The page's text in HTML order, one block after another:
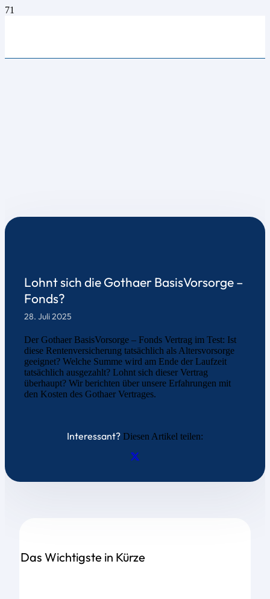
Lohnt sich die Gothaer BasisVorsorge –
Fonds?
28. Juli 2025
Der Gothaer BasisVorsorge – Fonds Vertrag im Test: Ist
diese Rentenversicherung tatsächlich als Altersvorsorge
geeignet? Welche Summe wird am Ende der Laufzeit
tatsächlich ausgezahlt? Lohnt sich dieser Vertrag
überhaupt? Wir berichten über unsere Erfahrungen mit
den Kosten des Gothaer Vertrages.
Interessant? Diesen Artikel teilen:
Das Wichtigste in Kürze